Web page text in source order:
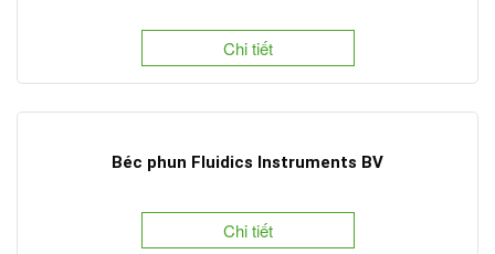
Chi tiết
Béc phun Fluidics Instruments BV
Chi tiết